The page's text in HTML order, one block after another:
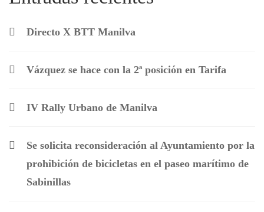
Directo X BTT Manilva
Vázquez se hace con la 2ª posición en Tarifa
IV Rally Urbano de Manilva
Se solicita reconsideración al Ayuntamiento por la
prohibición de bicicletas en el paseo marítimo de
Sabinillas